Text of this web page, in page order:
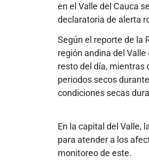
en el Valle del Cauca
declaratoria de alerta
Según el reporte de la
región andina del
resto del día, mientras
periodos secos
condiciones secas
En la capital del Valle,
para atender a los
monitoreo de este.